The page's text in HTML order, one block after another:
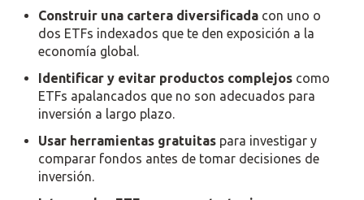
Construir una cartera diversificada con uno o
dos ETFs indexados que te den exposición a la
economía global.
Identificar y evitar productos complejos como
ETFs apalancados que no son adecuados para
inversión a largo plazo.
Usar herramientas gratuitas para investigar y
comparar fondos antes de tomar decisiones de
inversión.